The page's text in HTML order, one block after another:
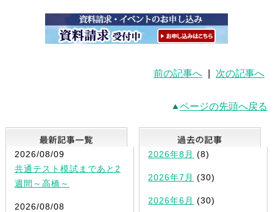
前の記事へ 次の記事へ
ページの先頭へ戻る
最新記事一覧
2026/08/09
共通テスト模試まであと2
週間～高橋～
2026/08/08
2026年8月 (8)
2026年7月 (30)
2026年6月 (30)